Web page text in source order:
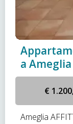
a Ameglia
€
Ameglia